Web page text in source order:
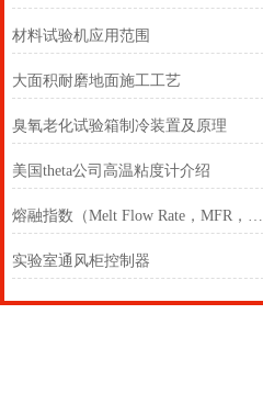
材料试验机应用范围
大面积耐磨地面施工工艺
臭氧老化试验箱制冷装置及原理
美国theta公司高温粘度计介绍
熔融指数（Melt Flow Rate，MFR，MI，MVR）
实验室通风柜控制器